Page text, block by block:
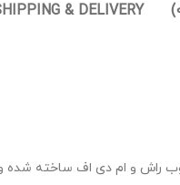
& DELIVERY
و ام دی اف ساخته شده و